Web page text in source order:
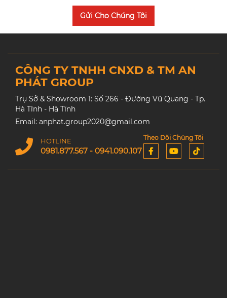
Gửi Cho Chúng Tôi
CÔNG TY TNHH CNXD & TM AN
PHÁT GROUP
Trụ Sở & Showroom 1: Số 266 - Đường Vũ Quang - Tp.
Hà Tĩnh - Hà Tĩnh
Email: anphat.group2020@gmail.com
HOTLINE
0981.877.567 - 0941.090.107
Theo Dõi Chúng Tôi